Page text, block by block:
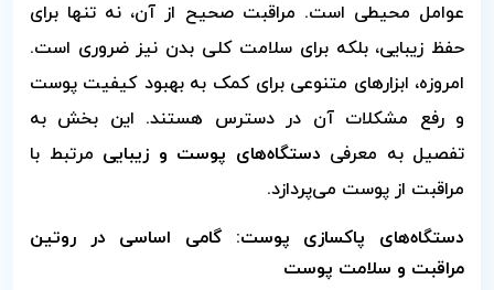
عوامل محیطی است. مراقبت صحیح از آن، نه تنها برای
حفظ زیبایی، بلکه برای سلامت کلی بدن نیز ضروری است.
امروزه، ابزارهای متنوعی برای کمک به بهبود کیفیت پوست
و رفع مشکلات آن در دسترس هستند. این بخش به
تفصیل به معرفی دستگاه‌های پوست و زیبایی مرتبط با
مراقبت از پوست می‌پردازد.
دستگاه‌های پاکسازی پوست: گامی اساسی در روتین
مراقبت و سلامت پوست